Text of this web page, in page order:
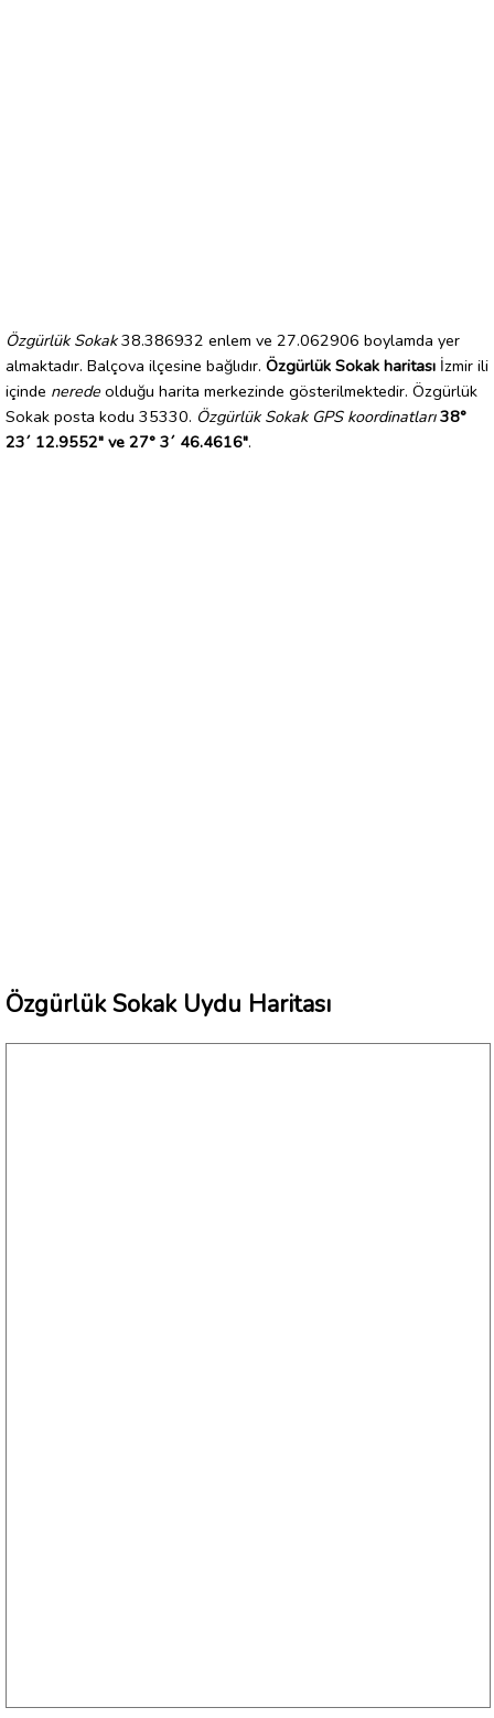
Özgürlük Sokak38.386932 enlem ve 27.062906 boylamda yer
almaktadır. Balçova ilçesine bağlıdır. Özgürlük Sokak haritası İzmir ili
içinde nerede olduğu harita merkezinde gösterilmektedir. Özgürlük
Sokak posta kodu 35330. Özgürlük Sokak GPS koordinatları 38°
23´ 12.9552" ve 27° 3´ 46.4616".
Özgürlük Sokak Uydu Haritası